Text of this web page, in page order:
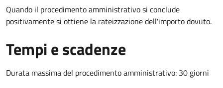
Quando il procedimento amministrativo si conclude
positivamente si ottiene la rateizzazione dell'importo dovuto.
Tempi e scadenze
Durata massima del procedimento amministrativo: 30 giorni